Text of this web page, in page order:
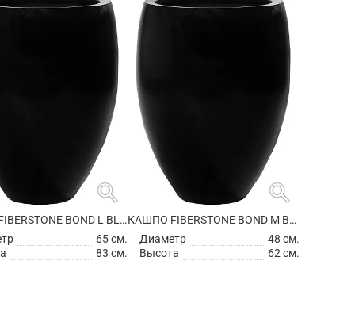
search
КАШПО FIBERSTONE BOND L BLACK
65 см.
83 см.
search
КАШПО FIBERSTONE BOND M BLACK
Диаметр
48 см.
Высота
62 см.